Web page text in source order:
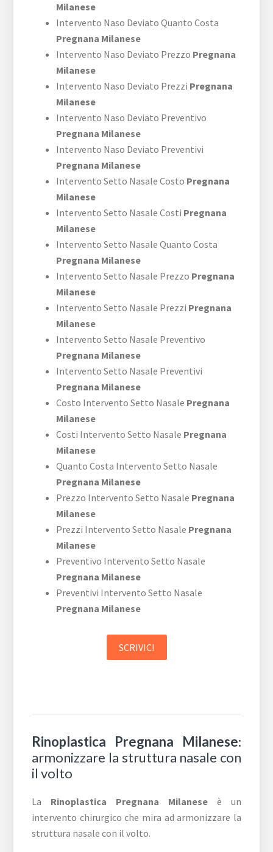
Milanese
Intervento Naso Deviato Quanto Costa
Pregnana Milanese
Intervento Naso Deviato Prezzo Pregnana
Milanese
Intervento Naso Deviato Prezzi Pregnana
Milanese
Intervento Naso Deviato Preventivo
Pregnana Milanese
Intervento Naso Deviato Preventivi
Pregnana Milanese
Intervento Setto Nasale Costo Pregnana
Milanese
Intervento Setto Nasale Costi Pregnana
Milanese
Intervento Setto Nasale Quanto Costa
Pregnana Milanese
Intervento Setto Nasale Prezzo Pregnana
Milanese
Intervento Setto Nasale Prezzi Pregnana
Milanese
Intervento Setto Nasale Preventivo
Pregnana Milanese
Intervento Setto Nasale Preventivi
Pregnana Milanese
Costo Intervento Setto Nasale Pregnana
Milanese
Costi Intervento Setto Nasale Pregnana
Milanese
Quanto Costa Intervento Setto Nasale
Pregnana Milanese
Prezzo Intervento Setto Nasale Pregnana
Milanese
Prezzi Intervento Setto Nasale Pregnana
Milanese
Preventivo Intervento Setto Nasale
Pregnana Milanese
Preventivi Intervento Setto Nasale
Pregnana Milanese
SCRIVICI
Rinoplastica Pregnana Milanese:
armonizzare la struttura nasale con
il volto
La Rinoplastica Pregnana Milaneseè un
intervento chirurgico che mira ad armonizzare la
struttura nasale con il volto.